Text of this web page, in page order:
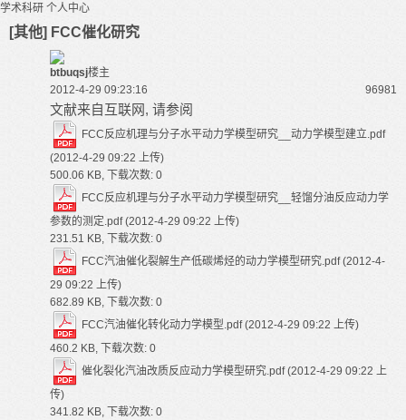
学术科研 个人中心
[其他] FCC催化研究
btbuqsj楼主
2012-4-29 09:23:16
96981
文献来自互联网, 请参阅
FCC反应机理与分子水平动力学模型研究__动力学模型建立.pdf
(2012-4-29 09:22 上传)
500.06 KB, 下载次数: 0
FCC反应机理与分子水平动力学模型研究__轻馏分油反应动力学
参数的测定.pdf (2012-4-29 09:22 上传)
231.51 KB, 下载次数: 0
FCC汽油催化裂解生产低碳烯烃的动力学模型研究.pdf (2012-4-
29 09:22 上传)
682.89 KB, 下载次数: 0
FCC汽油催化转化动力学模型.pdf (2012-4-29 09:22 上传)
460.2 KB, 下载次数: 0
催化裂化汽油改质反应动力学模型研究.pdf (2012-4-29 09:22 上
传)
341.82 KB, 下载次数: 0